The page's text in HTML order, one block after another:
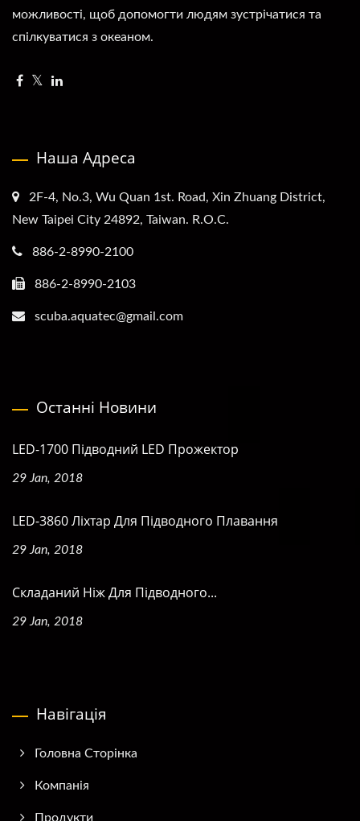
можливості, щоб допомогти людям зустрічатися та
спілкуватися з океаном.
Наша Адреса
2F-4, No.3, Wu Quan 1st. Road, Xin Zhuang District,
New Taipei City 24892, Taiwan. R.O.C.
886-2-8990-2100
886-2-8990-2103
scuba.aquatec@gmail.com
Останні Новини
LED-1700 Підводний LED Прожектор
29 Jan, 2018
LED-3860 Ліхтар Для Підводного Плавання
29 Jan, 2018
Складаний Ніж Для Підводного...
29 Jan, 2018
Навігація
Головна Сторінка
Компанія
Продукти